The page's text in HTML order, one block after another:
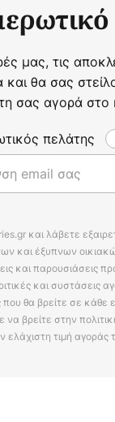
μας, τις
θα σας
σας αγορά στο
πελάτης
και λάβετε
και έξυπνων
και παρουσιάσεις
και συστάσεις
θα βρείτε σε κάθε
να βρείτε στην
ελάχιστη τιμή